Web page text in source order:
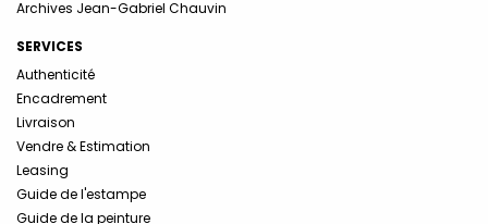
Archives Jean-Gabriel Chauvin
SERVICES
Authenticité
Encadrement
Livraison
Vendre & Estimation
Leasing
Guide de l'estampe
Guide de la peinture